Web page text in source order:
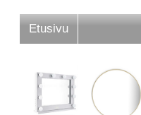
Etusivu